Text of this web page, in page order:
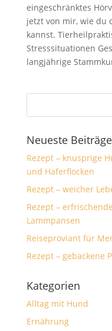
eingeschränktes
jetzt von mir, wie du
kannst.
Stresssituationen
langjährige
Neueste Beiträge
Rezept – knusprige
und Haferflocken
Rezept – weicher
Rezept –
Lammpansen
Reiseproviant für
Rezept – gebackene
Kategorien
Alltag mit Hund
Ernährung